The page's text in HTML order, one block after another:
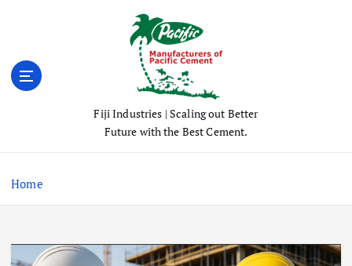
n
Fiji Industries | Scaling out Better
Future with the Best Cement.
Home